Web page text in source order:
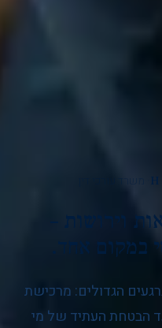
וירושות –
במקום אחד.
הגדולים: מרכישת
הבטחת העתיד של מי